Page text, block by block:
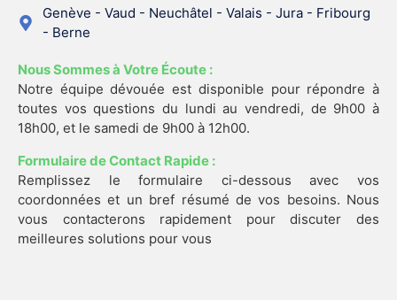
Genève - Vaud - Neuchâtel - Valais - Jura - Fribourg
- Berne
Nous Sommes à Votre Écoute :
Notre équipe dévouée est disponible pour répondre à
toutes vos questions du lundi au vendredi, de 9h00 à
18h00, et le samedi de 9h00 à 12h00.
Formulaire de Contact Rapide :
Remplissez le formulaire ci-dessous avec vos
coordonnées et un bref résumé de vos besoins. Nous
vous contacterons rapidement pour discuter des
meilleures solutions pour vous